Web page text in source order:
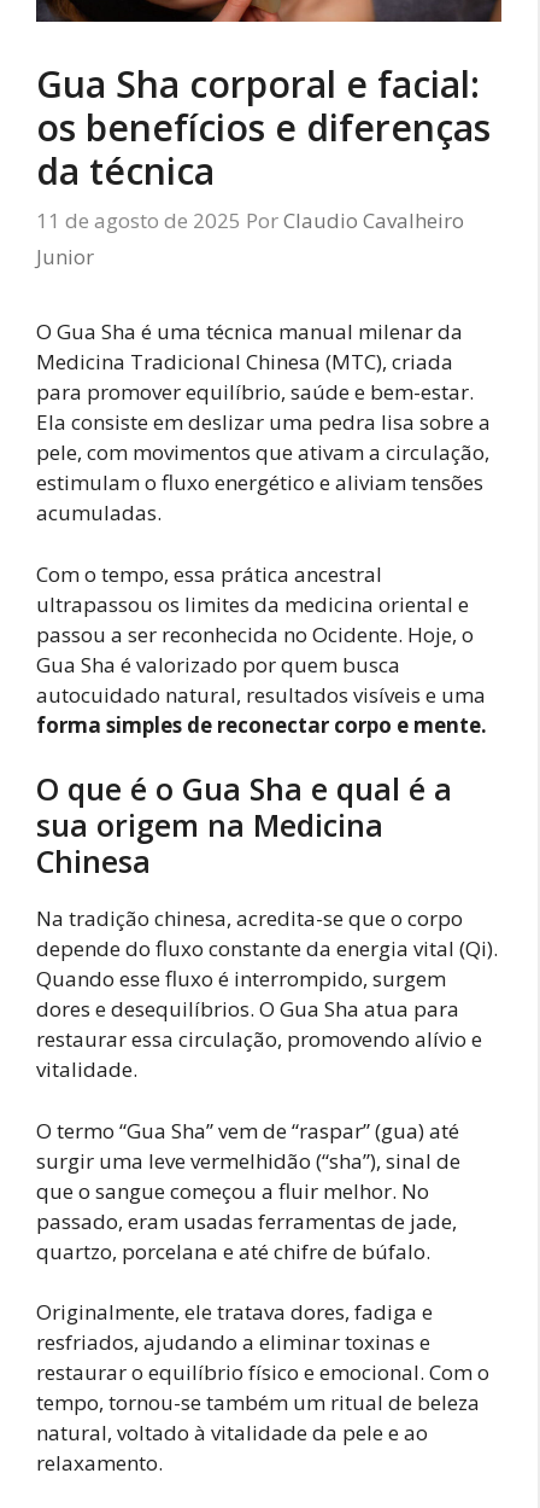
Gua Sha corporal e facial:
os benefícios e diferenças
da técnica
11 de agosto de 2025 PorClaudio Cavalheiro
Junior
O Gua Sha é uma técnica manual milenar da
Medicina Tradicional Chinesa (MTC), criada
para promover equilíbrio, saúde e bem-estar.
Ela consiste em deslizar uma pedra lisa sobre a
pele, com movimentos que ativam a circulação,
estimulam o fluxo energético e aliviam tensões
acumuladas.
Com o tempo, essa prática ancestral
ultrapassou os limites da medicina oriental e
passou a ser reconhecida no Ocidente. Hoje, o
Gua Sha é valorizado por quem busca
autocuidado natural, resultados visíveis e uma
forma simples de reconectar corpo e mente.
O que é o Gua Sha e qual é a
sua origem na Medicina
Chinesa
Na tradição chinesa, acredita-se que o corpo
depende do fluxo constante da energia vital (Qi).
Quando esse fluxo é interrompido, surgem
dores e desequilíbrios. O Gua Sha atua para
restaurar essa circulação, promovendo alívio e
vitalidade.
O termo “Gua Sha” vem de “raspar” (gua) até
surgir uma leve vermelhidão (“sha”), sinal de
que o sangue começou a fluir melhor. No
passado, eram usadas ferramentas de jade,
quartzo, porcelana e até chifre de búfalo.
Originalmente, ele tratava dores, fadiga e
resfriados, ajudando a eliminar toxinas e
restaurar o equilíbrio físico e emocional. Com o
tempo, tornou-se também um ritual de beleza
natural, voltado à vitalidade da pele e ao
relaxamento.